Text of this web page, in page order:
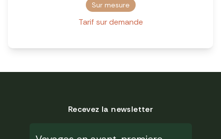
Sur mesure
Tarif sur demande
Recevez la newsletter